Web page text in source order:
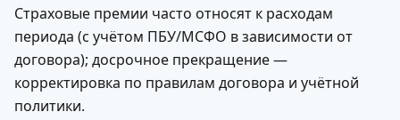
Страховые премии часто относят к расходам
периода (с учётом ПБУ/МСФО в зависимости от
договора); досрочное прекращение —
корректировка по правилам договора и учётной
политики.